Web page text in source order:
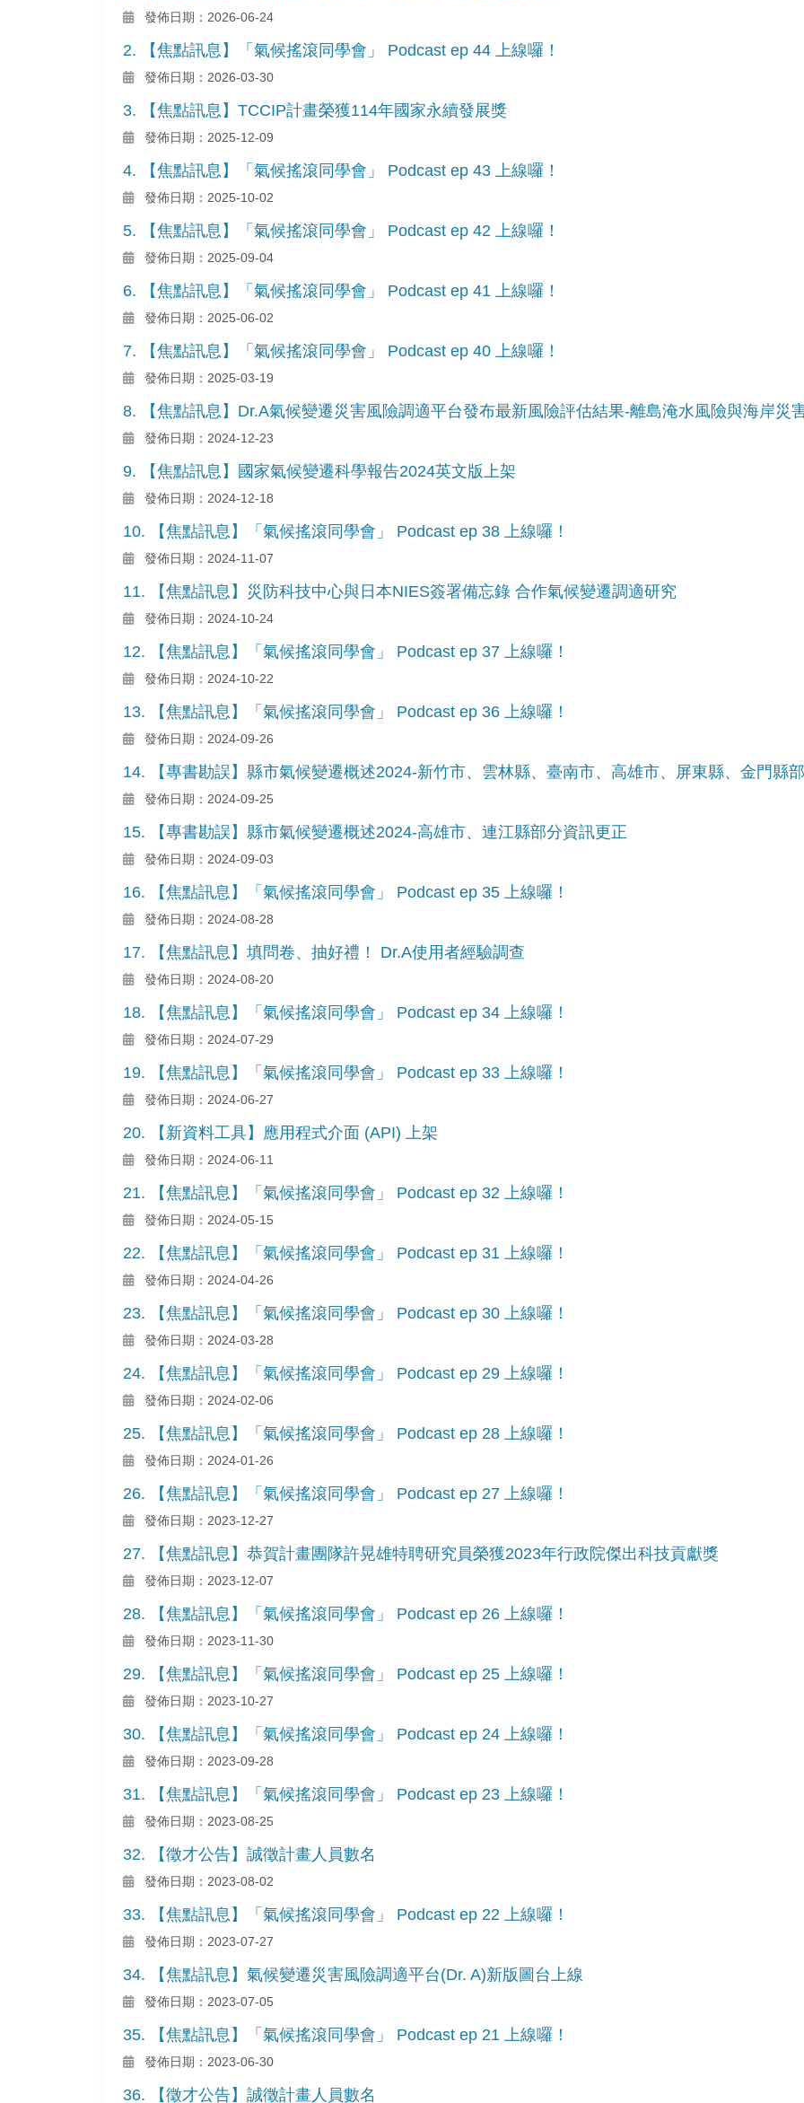
發佈日期：2026-06-24
2. 【焦點訊息】「氣候搖滾同學會」 Podcast ep 44 上線囉！
發佈日期：2026-03-30
3. 【焦點訊息】TCCIP計畫榮獲114年國家永續發展獎
發佈日期：2025-12-09
4. 【焦點訊息】「氣候搖滾同學會」 Podcast ep 43 上線囉！
發佈日期：2025-10-02
5. 【焦點訊息】「氣候搖滾同學會」 Podcast ep 42 上線囉！
發佈日期：2025-09-04
6. 【焦點訊息】「氣候搖滾同學會」 Podcast ep 41 上線囉！
發佈日期：2025-06-02
7. 【焦點訊息】「氣候搖滾同學會」 Podcast ep 40 上線囉！
發佈日期：2025-03-19
8. 【焦點訊息】Dr.A氣候變遷災害風險調適平台發布最新風險評估結果-離島淹水風險與海岸災
發佈日期：2024-12-23
9. 【焦點訊息】國家氣候變遷科學報告2024英文版上架
發佈日期：2024-12-18
10. 【焦點訊息】「氣候搖滾同學會」 Podcast ep 38 上線囉！
發佈日期：2024-11-07
11. 【焦點訊息】災防科技中心與日本NIES簽署備忘錄 合作氣候變遷調適研究
發佈日期：2024-10-24
12. 【焦點訊息】「氣候搖滾同學會」 Podcast ep 37 上線囉！
發佈日期：2024-10-22
13. 【焦點訊息】「氣候搖滾同學會」 Podcast ep 36 上線囉！
發佈日期：2024-09-26
14. 【專書勘誤】縣市氣候變遷概述2024-新竹市、雲林縣、臺南市、高雄市、屏東縣、金門縣
發佈日期：2024-09-25
15. 【專書勘誤】縣市氣候變遷概述2024-高雄市、連江縣部分資訊更正
發佈日期：2024-09-03
16. 【焦點訊息】「氣候搖滾同學會」 Podcast ep 35 上線囉！
發佈日期：2024-08-28
17. 【焦點訊息】填問卷、抽好禮！ Dr.A使用者經驗調查
發佈日期：2024-08-20
18. 【焦點訊息】「氣候搖滾同學會」 Podcast ep 34 上線囉！
發佈日期：2024-07-29
19. 【焦點訊息】「氣候搖滾同學會」 Podcast ep 33 上線囉！
發佈日期：2024-06-27
20. 【新資料工具】應用程式介面 (API) 上架
發佈日期：2024-06-11
21. 【焦點訊息】「氣候搖滾同學會」 Podcast ep 32 上線囉！
發佈日期：2024-05-15
22. 【焦點訊息】「氣候搖滾同學會」 Podcast ep 31 上線囉！
發佈日期：2024-04-26
23. 【焦點訊息】「氣候搖滾同學會」 Podcast ep 30 上線囉！
發佈日期：2024-03-28
24. 【焦點訊息】「氣候搖滾同學會」 Podcast ep 29 上線囉！
發佈日期：2024-02-06
25. 【焦點訊息】「氣候搖滾同學會」 Podcast ep 28 上線囉！
發佈日期：2024-01-26
26. 【焦點訊息】「氣候搖滾同學會」 Podcast ep 27 上線囉！
發佈日期：2023-12-27
27. 【焦點訊息】恭賀計畫團隊許晃雄特聘研究員榮獲2023年行政院傑出科技貢獻獎
發佈日期：2023-12-07
28. 【焦點訊息】「氣候搖滾同學會」 Podcast ep 26 上線囉！
發佈日期：2023-11-30
29. 【焦點訊息】「氣候搖滾同學會」 Podcast ep 25 上線囉！
發佈日期：2023-10-27
30. 【焦點訊息】「氣候搖滾同學會」 Podcast ep 24 上線囉！
發佈日期：2023-09-28
31. 【焦點訊息】「氣候搖滾同學會」 Podcast ep 23 上線囉！
發佈日期：2023-08-25
32. 【徵才公告】誠徵計畫人員數名
發佈日期：2023-08-02
33. 【焦點訊息】「氣候搖滾同學會」 Podcast ep 22 上線囉！
發佈日期：2023-07-27
34. 【焦點訊息】氣候變遷災害風險調適平台(Dr. A)新版圖台上線
發佈日期：2023-07-05
35. 【焦點訊息】「氣候搖滾同學會」 Podcast ep 21 上線囉！
發佈日期：2023-06-30
36. 【徵才公告】誠徵計畫人員數名